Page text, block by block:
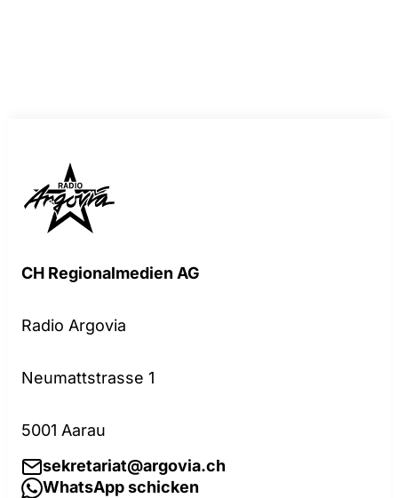
CH Regionalmedien AG
Radio Argovia
Neumattstrasse 1
5001 Aarau
sekretariat@argovia.ch
WhatsApp schicken